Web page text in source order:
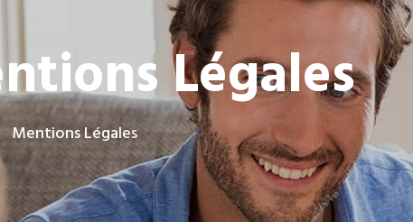
Légales
Mentions Légales